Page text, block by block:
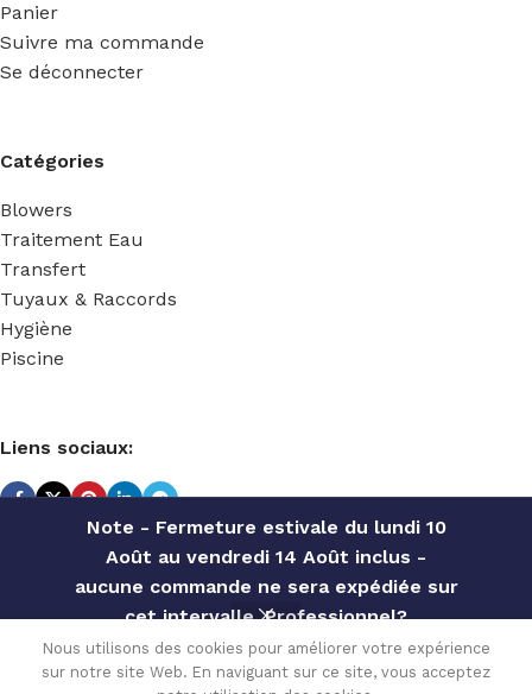
Note - Fermeture estivale du lundi 10
Août au vendredi 14 Août inclus -
aucune commande ne sera expédiée sur
cet intervalle. Professionnel?
Contactez notre service commercial
pour des offres personnalisées, des
Panier
Suivre ma commande
Se déconnecter
Catégories
Blowers
Traitement Eau
Transfert
Tuyaux & Raccords
Hygiène
Piscine
Liens sociaux:
TECHNIDOSE 2022 Réalisé parACS INFORMATIQUE
Nous utilisons des cookies pour améliorer votre expérience
sur notre site Web. En naviguant sur ce site, vous acceptez
KIT
JOINT
35.28€
En